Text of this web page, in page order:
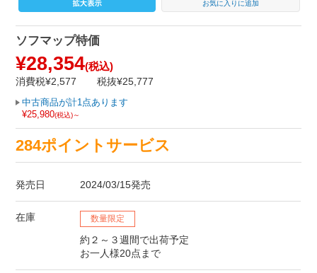
お気に入りに追加
ソフマップ特価
¥28,354(税込)
消費税¥2,577 税抜¥25,777
中古商品が計1点あります
¥25,980(税込)～
284ポイントサービス
発売日 2024/03/15発売
在庫 数量限定
約２～３週間で出荷予定
お一人様20点まで